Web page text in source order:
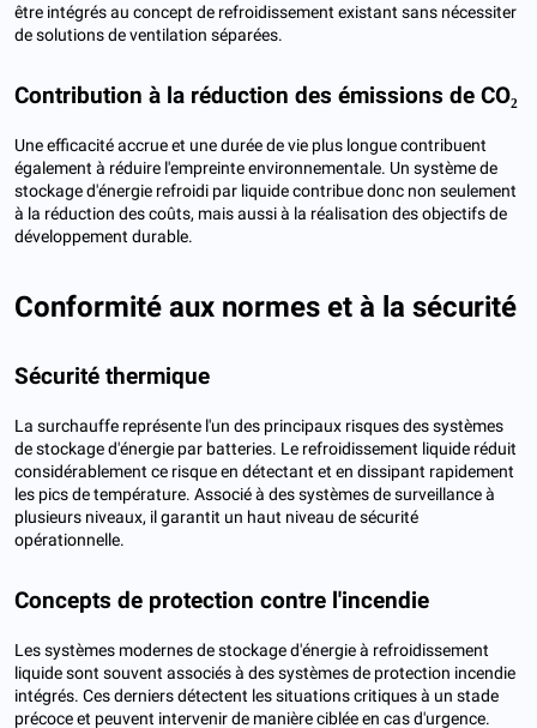
être intégrés au concept de refroidissement existant sans nécessiter
de solutions de ventilation séparées.
Contribution à la réduction des émissions de CO₂
Une efficacité accrue et une durée de vie plus longue contribuent
également à réduire l'empreinte environnementale. Un système de
stockage d'énergie refroidi par liquide contribue donc non seulement
à la réduction des coûts, mais aussi à la réalisation des objectifs de
développement durable.
Conformité aux normes et à la sécurité
Sécurité thermique
La surchauffe représente l'un des principaux risques des systèmes
de stockage d'énergie par batteries. Le refroidissement liquide réduit
considérablement ce risque en détectant et en dissipant rapidement
les pics de température. Associé à des systèmes de surveillance à
plusieurs niveaux, il garantit un haut niveau de sécurité
opérationnelle.
Concepts de protection contre l'incendie
Les systèmes modernes de stockage d'énergie à refroidissement
liquide sont souvent associés à des systèmes de protection incendie
intégrés. Ces derniers détectent les situations critiques à un stade
précoce et peuvent intervenir de manière ciblée en cas d'urgence.